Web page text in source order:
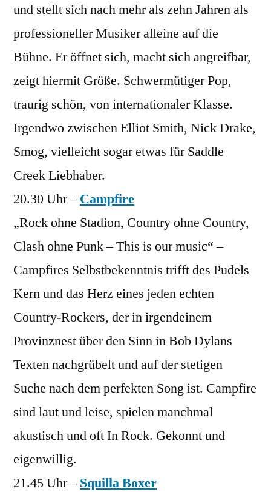
und stellt sich nach mehr als zehn Jahren als
professioneller Musiker alleine auf die
Bühne. Er öffnet sich, macht sich angreifbar,
zeigt hiermit Größe. Schwermütiger Pop,
traurig schön, von internationaler Klasse.
Irgendwo zwischen Elliot Smith, Nick Drake,
Smog, vielleicht sogar etwas für Saddle
Creek Liebhaber.
20.30 Uhr –Campfire
„Rock ohne Stadion, Country ohne Country,
Clash ohne Punk – This is our music“ –
Campfires Selbstbekenntnis trifft des Pudels
Kern und das Herz eines jeden echten
Country-Rockers, der in irgendeinem
Provinznest über den Sinn in Bob Dylans
Texten nachgrübelt und auf der stetigen
Suche nach dem perfekten Song ist. Campfire
sind laut und leise, spielen manchmal
akustisch und oft In Rock. Gekonnt und
eigenwillig.
21.45 Uhr –Squilla Boxer